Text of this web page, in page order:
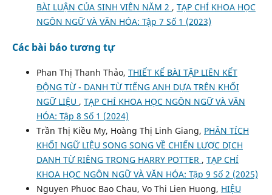
BÀI LUẬN CỦA SINH VIÊN NĂM 2 , TẠP CHÍ KHOA HỌC
NGÔN NGỮ VÀ VĂN HÓA: Tập 7 Số 1 (2023)
Các bài báo tương tự
Phan Thị Thanh Thảo, THIẾT KẾ BÀI TẬP LIÊN KẾT
ĐỘNG TỪ - DANH TỪ TIẾNG ANH DỰA TRÊN KHỐI
NGỮ LIỆU , TẠP CHÍ KHOA HỌC NGÔN NGỮ VÀ VĂN
HÓA: Tập 8 Số 1 (2024)
Trần Thị Kiều My, Hoàng Thị Linh Giang, PHÂN TÍCH
KHỐI NGỮ LIỆU SONG SONG VỀ CHIẾN LƯỢC DỊCH
DANH TỪ RIÊNG TRONG HARRY POTTER , TẠP CHÍ
KHOA HỌC NGÔN NGỮ VÀ VĂN HÓA: Tập 9 Số 2 (2025)
Nguyen Phuoc Bao Chau, Vo Thi Lien Huong, HIỆU